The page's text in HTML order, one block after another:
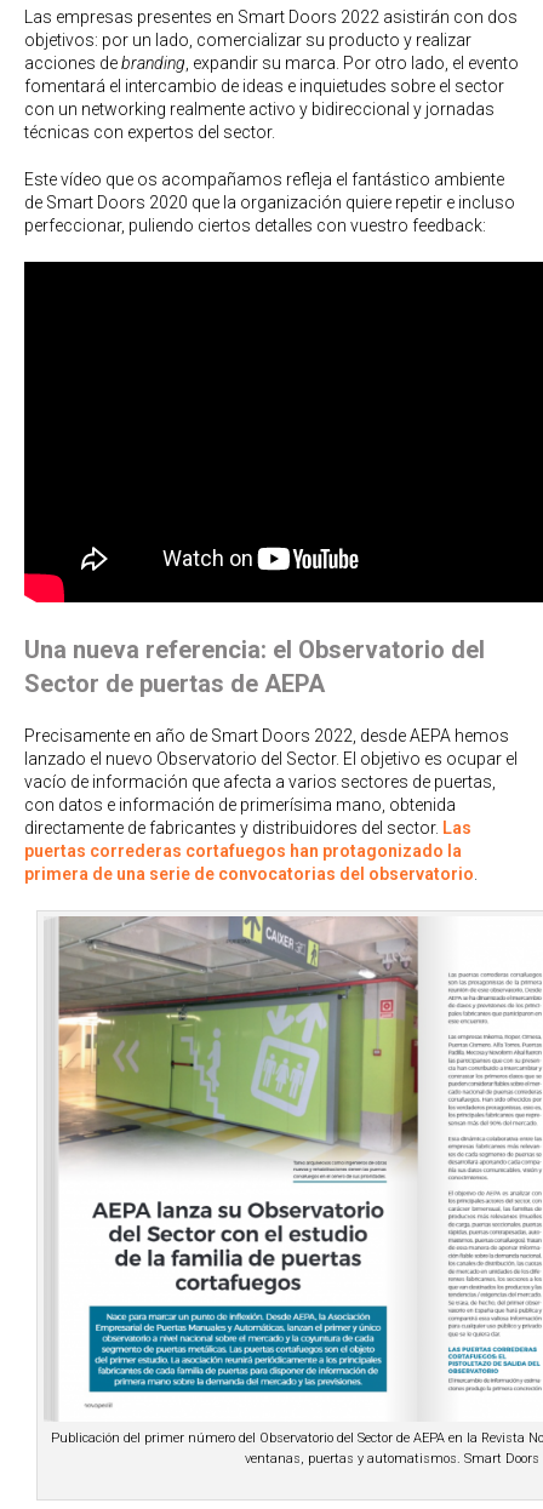
Las empresas presentes en Smart Doors 2022 asistirán con dos
objetivos: por un lado, comercializar su producto y realizar
acciones debranding, expandir su marca. Por otro lado, el evento
fomentará el intercambio de ideas e inquietudes sobre el sector
con un networking realmente activo y bidireccional y jornadas
técnicas con expertos del sector.
Este vídeo que os acompañamos refleja el fantástico ambiente
de Smart Doors 2020 que la organización quiere repetir e incluso
perfeccionar, puliendo ciertos detalles con vuestro feedback:
Una nueva referencia: el Observatorio del
Sector de puertas de AEPA
Precisamente en año de Smart Doors 2022, desde AEPA hemos
lanzado el nuevo Observatorio del Sector. El objetivo es ocupar el
vacío de información que afecta a varios sectores de puertas,
con datos e información de primerísima mano, obtenida
directamente de fabricantes y distribuidores del sector. Las
puertas correderas cortafuegos han protagonizado la
primera de una serie de convocatorias del observatorio.
Publicación del primer número del Observatorio del Sector de AEPA en la Revista
ventanas, puertas y automatismos. Smart Doors